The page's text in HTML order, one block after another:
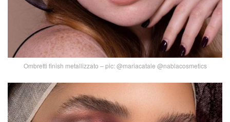
Ombretti finish metallizzato – pic: @mariacatale @nablacosmetics